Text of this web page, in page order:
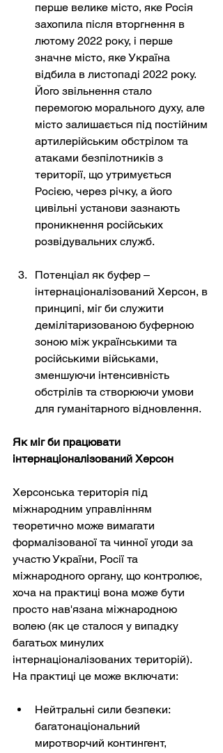
перше велике місто, яке Росія
захопила після вторгнення в
лютому 2022 року, і перше
значне місто, яке Україна
відбила в листопаді 2022 року.
Його звільнення стало
перемогою морального духу, але
місто залишається під постійним
артилерійським обстрілом та
атаками безпілотників з
території, що утримується
Росією, через річку, а його
цивільні установи зазнають
проникнення російських
розвідувальних служб.
Потенціал як буфер –
інтернаціоналізований Херсон, в
принципі, міг би служити
демілітаризованою буферною
зоною між українськими та
російськими військами,
зменшуючи інтенсивність
обстрілів та створюючи умови
для гуманітарного відновлення.
Як міг би працювати
інтернаціоналізований Херсон
Херсонська територія під
міжнародним управлінням
теоретично може вимагати
формалізованої та чинної угоди за
участю України, Росії та
міжнародного органу, що контролює,
хоча на практиці вона може бути
просто нав'язана міжнародною
волею (як це сталося у випадку
багатьох минулих
інтернаціоналізованих територій).
На практиці це може включати:
Нейтральні сили безпеки:
багатонаціональний
миротворчий контингент,